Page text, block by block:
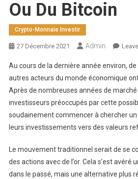
Ou Du Bitcoin
Crypto-Monnaie Investir
27 Décembre 2021 Admin
Au cours de la dernière année environ,
autres acteurs du monde économique
Après de nombreuses années de marché
investisseurs préoccupés par cette
soudainement commencer à chercher
leurs investissements vers des valeurs
Le mouvement traditionnel serait de se
des actions avec de l’or. Cela s’est avéré
dans le passé, mais une alternative plus